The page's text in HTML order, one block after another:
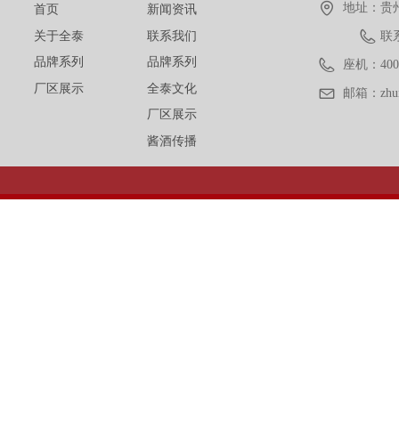
新闻资讯
联系我们
品牌系列
全泰文化
厂区展示
酱酒传播
首页
关于全泰
品牌系列
厂区展示
地址： 贵
联
座机：
邮箱：